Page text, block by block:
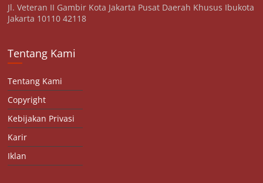
Jl. Veteran II Gambir Kota Jakarta Pusat Daerah Khusus Ibukota
Jakarta 10110 42118
Tentang Kami
Tentang Kami
Copyright
Kebijakan Privasi
Karir
Iklan